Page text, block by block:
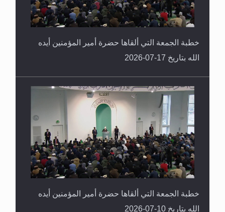
خطبة الجمعة التي ألقاها حضرة أمير المؤمنين أيده
الله بتاريخ 17-07-2026
خطبة الجمعة التي ألقاها حضرة أمير المؤمنين أيده
الله بتاريخ 10-07-2026